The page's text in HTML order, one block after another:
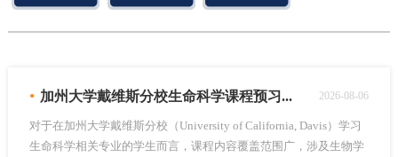
• 加州大学戴维斯分校生命科学课程预习... 2026-08-06
对于在加州大学戴维斯分校（University of California, Davis）学习
生命科学相关专业的学生而言，课程内容覆盖范围广，涉及生物学